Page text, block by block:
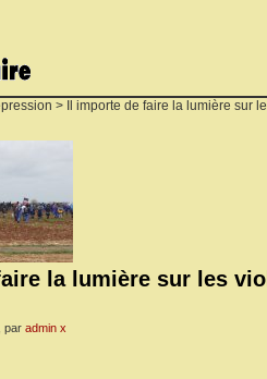
> Il importe de faire la lumière sur
la lumière sur les
par admin x